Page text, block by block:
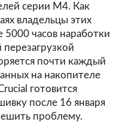
серии M4. Как
владельцы этих
часов наработки
почти каждый
на накопителе
готовится
после 16 января
проблему.